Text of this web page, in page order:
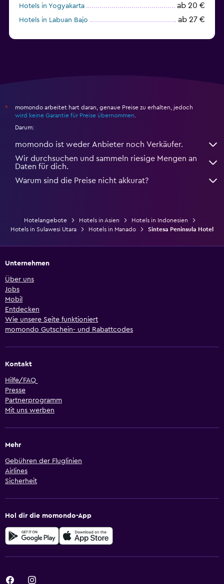
Hotels in Yogyakarta ab 20 €
Hotels in Labuan Bajo ab 27 €
*
momondo arbeitet hart daran, genaue Preise zu erhalten, jedoch
wird keine Garantie für Preise übernommen
Darum:
momondo ist weder Anbieter noch Verkäufer.
Wir durchsuchen und sammeln riesige Mengen an
Daten für dich.
Warum sind die Preise nicht akkurat?
Hotelangebote Hotels in Asien
Hotels in Indonesien
Hotels in Sulawesi Utara
Hotels in Manado Sintesa Peninsula Hotel
Unternehmen
Über uns
Jobs
Mobil
Entdecken
Wie unsere Seite funktioniert
momondo Gutschein- und Rabattcodes
Kontakt
Hilfe/FAQ
Presse
Partnerprogramm
Mit uns werben
Mehr
Gebühren der Fluglinien
Airlines
Sicherheit
Hol dir die momondo-App